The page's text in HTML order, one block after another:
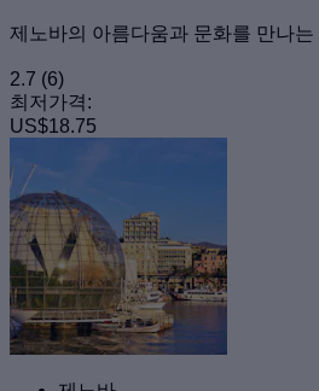
제노바의 아름다움과 문화를 만나는
2.7 (6)
최저가격:
US$18.75